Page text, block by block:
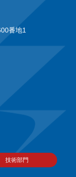
番地1
技術部門